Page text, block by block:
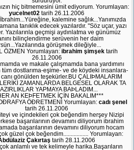
hiç bitmemesini ümit ediyorum. Yorumlayan:
yucelnet02 tarih 26.11.2006
kalemine sağlık...Yanımızda
tanıklık edecek yazılardır. "Söz uçar, yazı
Yazılarınla geçmişi aydınlatma ve günümüz
bilinçlendirme serüvenin her daim
görüşmek dileğiyle...
ÖZMEN Yorumlayan:ibrahim şimşektarih
26.11.2006
ve makale çalışmamda bana yardımını
dostlarıma-eşime- ve de köydeki insanlara-
canı gönülden teşekürler.BU ÇALIÞMALARIM
ZAMANLARDA BELGESEL OLARAK TA
YAPMAYA BAÞLADIM...
AN KEÞFETMEK İÇİN BAKALIM***
ÖÐRETMENİ Yorumlayan: cadı şenel
tarih 26.11.2006
ve içindekileri çok beğendim herşey Nizipi
başarılarının devamını diliyorum ibrahim
başarılarının devamını diliyorum hocam
güzel çok beğendim................. Yorumlayan:
Çakırtaş tarih 28.11.2006
anlamlı ve tek kelimeyle harika.Başarıların